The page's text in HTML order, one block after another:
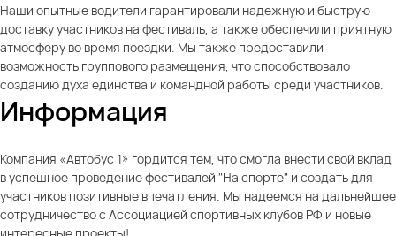
Наши опытные водители гарантировали надежную и быструю
доставку участников на фестиваль, а также обеспечили приятную
атмосферу во время поездки. Мы также предоставили
возможность группового размещения, что способствовало
созданию духа единства и командной работы среди участников.
Информация
Компания «Автобус 1» гордится тем, что смогла внести свой вклад
в успешное проведение фестивалей "На спорте" и создать для
участников позитивные впечатления. Мы надеемся на дальнейшее
сотрудничество с Ассоциацией спортивных клубов РФ и новые